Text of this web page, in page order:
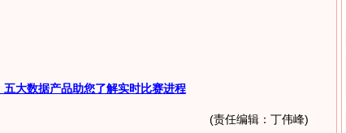
大数据产品助您了解实时比赛进程
(责任编辑：丁伟峰)